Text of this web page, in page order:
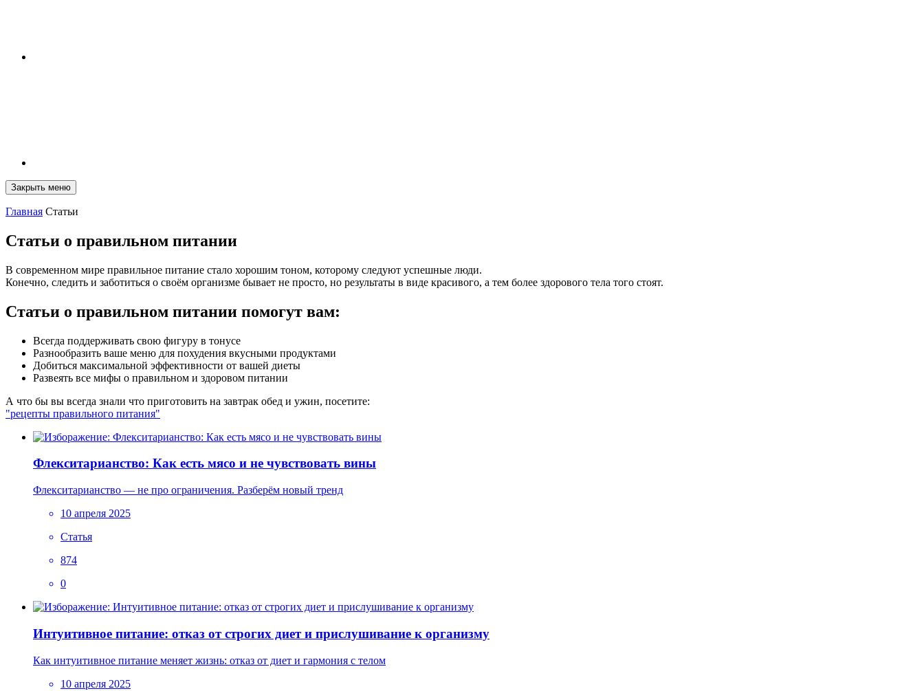
Закрыть меню
Главная Статьи
Статьи о правильном питании
В современном мире правильное питание стало хорошим тоном, которому следуют успешные люди.
Конечно, следить и заботиться о своём организме бывает не просто, но результаты в виде красивого, а тем более здорового тела того стоят.
Статьи о правильном питании помогут вам:
Всегда поддерживать свою фигуру в тонусе
Разнообразить ваше меню для похудения вкусными продуктами
Добиться максимальной эффективности от вашей диеты
Развеять все мифы о правильном и здоровом питании
А что бы вы всегда знали что приготовить на завтрак обед и ужин, посетите:
"рецепты правильного питания"
Флекситарианство: Как есть мясо и не чувствовать вины
Флекситарианство — не про ограничения. Разберём новый тренд
10 апреля 2025
Статья
874
0
Интуитивное питание: отказ от строгих диет и прислушивание к организму
Как интуитивное питание меняет жизнь: отказ от диет и гармония с телом
10 апреля 2025